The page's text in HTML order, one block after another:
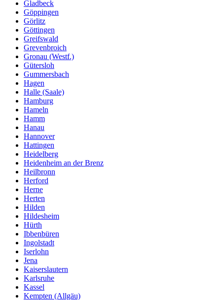
Gladbeck
Göppingen
Görlitz
Göttingen
Greifswald
Grevenbroich
Gronau (Westf.)
Gütersloh
Gummersbach
Hagen
Halle (Saale)
Hamburg
Hameln
Hamm
Hanau
Hannover
Hattingen
Heidelberg
Heidenheim an der Brenz
Heilbronn
Herford
Herne
Herten
Hilden
Hildesheim
Hürth
Ibbenbüren
Ingolstadt
Iserlohn
Jena
Kaiserslautern
Karlsruhe
Kassel
Kempten (Allgäu)